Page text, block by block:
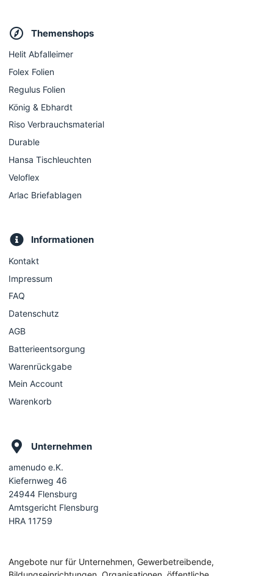
Themenshops
Helit Abfalleimer
Folex Folien
Regulus Folien
König & Ebhardt
Riso Verbrauchsmaterial
Durable
Hansa Tischleuchten
Veloflex
Arlac Briefablagen
Informationen
Kontakt
Impressum
FAQ
Datenschutz
AGB
Batterieentsorgung
Warenrückgabe
Mein Account
Warenkorb
Unternehmen
amenudo e.K.
Kiefernweg 46
24944 Flensburg
Amtsgericht Flensburg
HRA 11759
Angebote nur für Unternehmen, Gewerbetreibende,